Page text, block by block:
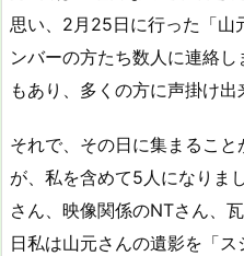
思い、2月25日に行った「山
ンバーの方たち数人に連絡し
もあり、多くの方に声掛け出
それで、その日に集まるこ
が、私を含めて5人になりま
さん、映像関係のNTさん、
日私は山元さんの遺影を「